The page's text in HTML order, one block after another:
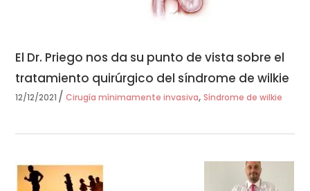
El Dr. Priego nos da su punto de vista sobre el
tratamiento quirúrgico del síndrome de wilkie
12/12/2021 Cirugía mínimamente invasiva,Síndrome de wilkie